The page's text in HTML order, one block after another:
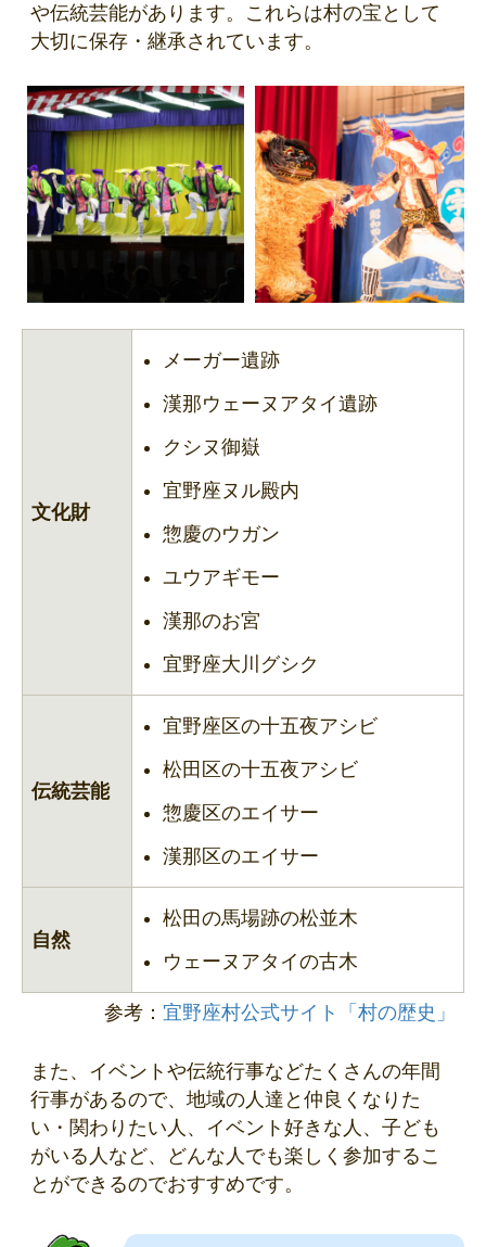
や伝統芸能があります。これらは村の宝として
大切に保存・継承されています。
文化財
メーガー遺跡
漢那ウェーヌアタイ遺跡
クシヌ御嶽
宜野座ヌル殿内
惣慶のウガン
ユウアギモー
漢那のお宮
宜野座大川グシク
伝統芸能
宜野座区の十五夜アシビ
松田区の十五夜アシビ
惣慶区のエイサー
漢那区のエイサー
自然
松田の馬場跡の松並木
ウェーヌアタイの古木
参考： 宜野座村公式サイト「村の歴史」
また、イベントや伝統行事などたくさんの年間
行事があるので、地域の人達と仲良くなりた
い・関わりたい人、イベント好きな人、子ども
がいる人など、どんな人でも楽しく参加するこ
とができるのでおすすめです。